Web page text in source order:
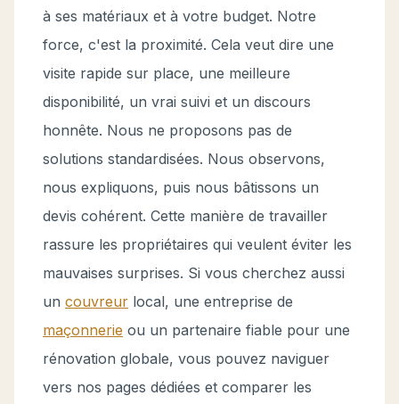
à ses matériaux et à votre budget. Notre
force, c'est la proximité. Cela veut dire une
visite rapide sur place, une meilleure
disponibilité, un vrai suivi et un discours
honnête. Nous ne proposons pas de
solutions standardisées. Nous observons,
nous expliquons, puis nous bâtissons un
devis cohérent. Cette manière de travailler
rassure les propriétaires qui veulent éviter les
mauvaises surprises. Si vous cherchez aussi
un couvreur local, une entreprise de
maçonnerie ou un partenaire fiable pour une
rénovation globale, vous pouvez naviguer
vers nos pages dédiées et comparer les